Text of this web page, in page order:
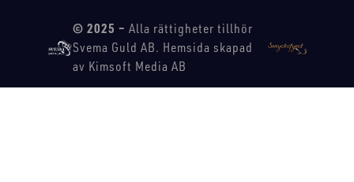
© 2025 – Alla rättigheter tillhör
Svema Guld AB. Hemsida skapad
av Kimsoft Media AB